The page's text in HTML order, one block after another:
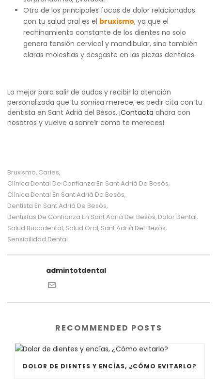
Otro de los principales focos de dolor relacionados
con tu salud oral es el bruxismo, ya que el
rechinamiento constante de los dientes no solo
genera tensión cervical y mandibular, sino también
claras molestias y desgaste en las piezas dentales.
Lo mejor para salir de dudas y recibir la atención
personalizada que tu sonrisa merece, es pedir cita con tu
dentista en Sant Adrià del Bèsos. ¡Contacta ahora con
nosotros y vuelve a sonreír como te mereces!
Bruxismo, Caries,
Clínica Dental De Confianza En Sant Adrià De Besòs,
Clínica Dental En Sant Adrià De Besòs,
Dentista En Sant Adrià De Besòs,
Dentistas De Confianza En Sant Adrià Del Besòs, Dolor Dental,
Salud Bucodental, Salud Oral, Sant Adrià Del Besòs,
Sensibilidad Dental
admintotdental
RECOMMENDED POSTS
DOLOR DE DIENTES Y ENCÍAS, ¿CÓMO EVITARLO?